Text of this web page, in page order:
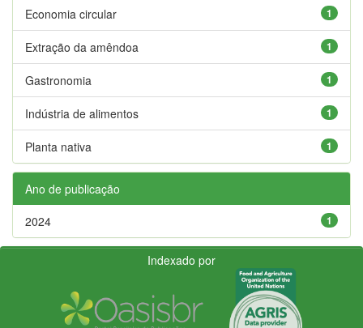
1
Economia circular
1
Extração da amêndoa
1
Gastronomia
1
Indústria de alimentos
1
Planta nativa
Ano de publicação
1
2024
Indexado por